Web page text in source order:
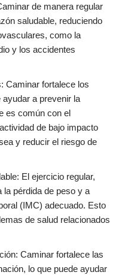
de manera regular
saludable, reduciendo
como la
y los accidentes
Caminar fortalece los
a prevenir la
es común con el
de bajo impacto
y reducir el riesgo de
El ejercicio regular,
la pérdida de peso y a
(IMC) adecuado. Esto
de salud relacionados
Caminar fortalece las
lo que puede ayudar